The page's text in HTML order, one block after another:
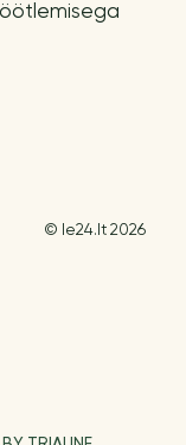
© le24.lt 2026